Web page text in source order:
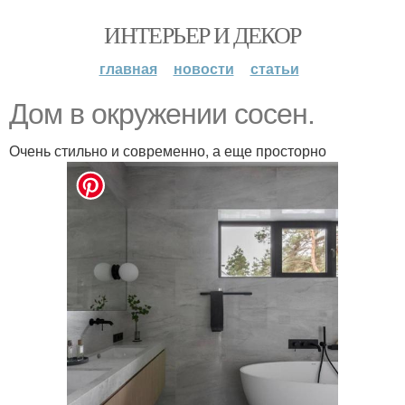
ИНТЕРЬЕР И ДЕКОР
главная новости статьи
Дом в окружении сосен.
Очень стильно и современно, а еще просторно